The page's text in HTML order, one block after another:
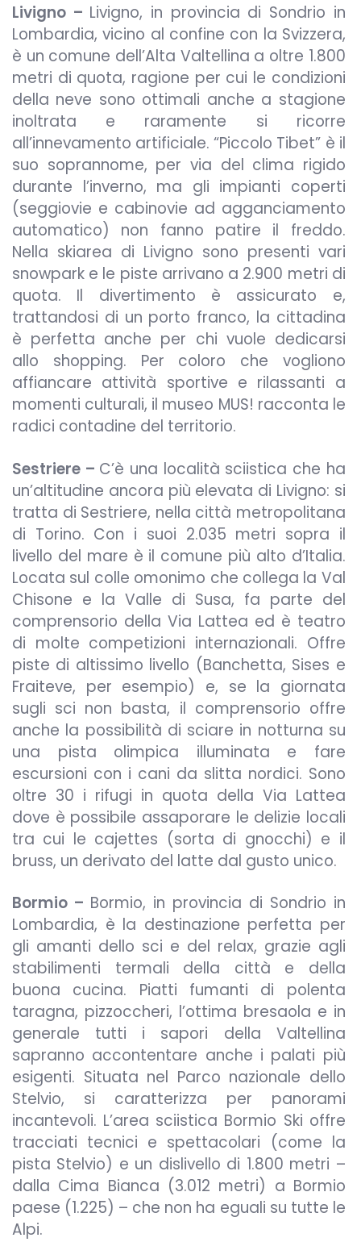
Livigno – Livigno, in provincia di Sondrio in
Lombardia, vicino al confine con la Svizzera,
è un comune dell’Alta Valtellina a oltre 1.800
metri di quota, ragione per cui le condizioni
della neve sono ottimali anche a stagione
inoltrata e raramente si ricorre
all’innevamento artificiale. “Piccolo Tibet” è il
suo soprannome, per via del clima rigido
durante l’inverno, ma gli impianti coperti
(seggiovie e cabinovie ad agganciamento
automatico) non fanno patire il freddo.
Nella skiarea di Livigno sono presenti vari
snowpark e le piste arrivano a 2.900 metri di
quota. Il divertimento è assicurato e,
trattandosi di un porto franco, la cittadina
è perfetta anche per chi vuole dedicarsi
allo shopping. Per coloro che vogliono
affiancare attività sportive e rilassanti a
momenti culturali, il museo MUS! racconta le
radici contadine del territorio.
Sestriere – C’è una località sciistica che ha
un’altitudine ancora più elevata di Livigno: si
tratta di Sestriere, nella città metropolitana
di Torino. Con i suoi 2.035 metri sopra il
livello del mare è il comune più alto d’Italia.
Locata sul colle omonimo che collega la Val
Chisone e la Valle di Susa, fa parte del
comprensorio della Via Lattea ed è teatro
di molte competizioni internazionali. Offre
piste di altissimo livello (Banchetta, Sises e
Fraiteve, per esempio) e, se la giornata
sugli sci non basta, il comprensorio offre
anche la possibilità di sciare in notturna su
una pista olimpica illuminata e fare
escursioni con i cani da slitta nordici. Sono
oltre 30 i rifugi in quota della Via Lattea
dove è possibile assaporare le delizie locali
tra cui le cajettes (sorta di gnocchi) e il
bruss, un derivato del latte dal gusto unico.
Bormio – Bormio, in provincia di Sondrio in
Lombardia, è la destinazione perfetta per
gli amanti dello sci e del relax, grazie agli
stabilimenti termali della città e della
buona cucina. Piatti fumanti di polenta
taragna, pizzoccheri, l’ottima bresaola e in
generale tutti i sapori della Valtellina
sapranno accontentare anche i palati più
esigenti. Situata nel Parco nazionale dello
Stelvio, si caratterizza per panorami
incantevoli. L’area sciistica Bormio Ski offre
tracciati tecnici e spettacolari (come la
pista Stelvio) e un dislivello di 1.800 metri –
dalla Cima Bianca (3.012 metri) a Bormio
paese (1.225) – che non ha eguali su tutte le
Alpi.